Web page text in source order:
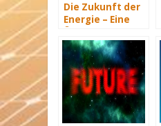
Die Zukunft der
Energie – Eine